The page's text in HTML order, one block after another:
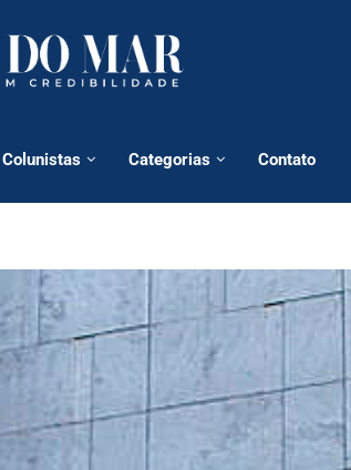
Colunistas Categorias Contato